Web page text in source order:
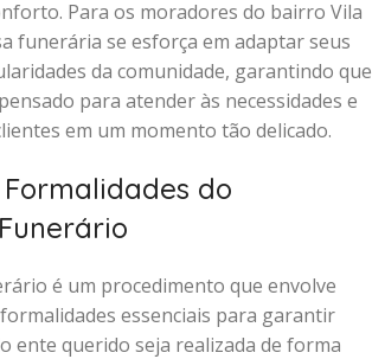
Para os moradores do bairro Vila
funerária se esforça em adaptar seus
da comunidade, garantindo que
para atender às necessidades e
em um momento tão delicado.
Formalidades do
é um procedimento que envolve
essenciais para garantir
ente querido seja realizada de forma